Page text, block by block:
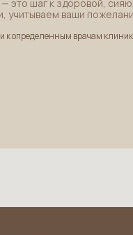
это шаг к здоровой,
учитываем ваши
к определенным врачам